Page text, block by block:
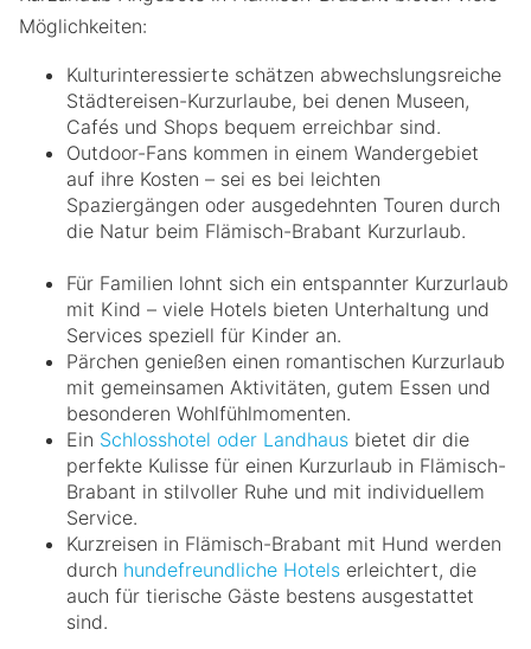
Möglichkeiten:
Kulturinteressierte schätzen abwechslungsreiche
Städtereisen-Kurzurlaube, bei denen Museen,
Cafés und Shops bequem erreichbar sind.
Outdoor-Fans kommen in einem Wandergebiet
auf ihre Kosten – sei es bei leichten
Spaziergängen oder ausgedehnten Touren durch
die Natur beim Flämisch-Brabant Kurzurlaub.
Für Familien lohnt sich ein entspannter Kurzurlaub
mit Kind – viele Hotels bieten Unterhaltung und
Services speziell für Kinder an.
Pärchen genießen einen romantischen Kurzurlaub
mit gemeinsamen Aktivitäten, gutem Essen und
besonderen Wohlfühlmomenten.
Ein Schlosshotel oder Landhaus bietet dir die
perfekte Kulisse für einen Kurzurlaub in Flämisch-
Brabant in stilvoller Ruhe und mit individuellem
Service.
Kurzreisen in Flämisch-Brabant mit Hund werden
durch hundefreundliche Hotels erleichtert, die
auch für tierische Gäste bestens ausgestattet
sind.